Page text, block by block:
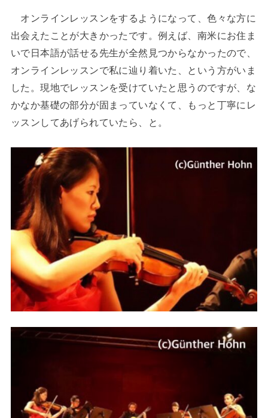
オンラインレッスンをするようになって、色々な方に
出会えたことが大きかったです。例えば、南米にお住ま
いで日本語が話せる先生が全然見つからなかったので、
オンラインレッスンで私に辿り着いた、という方がいま
した。現地でレッスンを受けていたと思うのですが、な
かなか基礎の部分が固まっていなくて、もっと丁寧にレ
ッスンしてあげられていたら、と。